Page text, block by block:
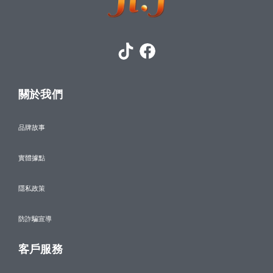
關於我們
品牌故事
實體據點
隱私政策
防詐騙宣導
客戶服務